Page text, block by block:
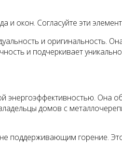
и окон. Согласуйте эти
и оригинальность.
и подчеркивает
энергоэффективностью. Она
домов с
поддерживающим горение.